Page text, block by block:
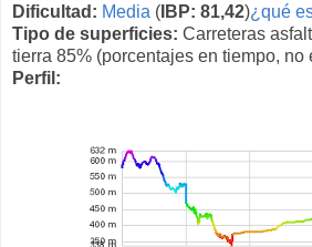
Dificultad: Media ( IBP: 81,42)¿qué
Tipo de superficies: Carreteras
tierra 85% (porcentajes en tiempo, no
Perfil: